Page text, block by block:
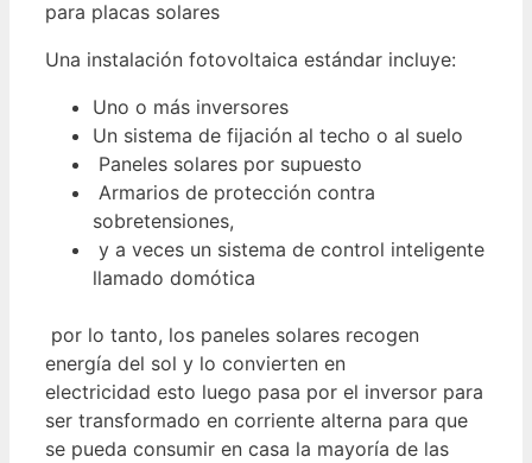
para placas solares
Una instalación fotovoltaica estándar incluye:
Uno o más inversores
Un sistema de fijación al techo o al suelo
Paneles solares por supuesto
Armarios de protección contra
sobretensiones,
y a veces un sistema de control inteligente
llamado domótica
por lo tanto, los paneles solares recogen
energía del sol y lo convierten en
electricidad esto luego pasa por el inversor para
ser transformado en corriente alterna para que
se pueda consumir en casa la mayoría de las